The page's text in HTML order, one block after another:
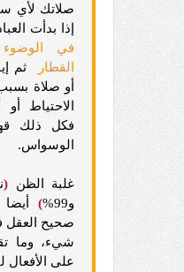
صلاتك لأي
إذا بدأت
في الوضوء
القطار
ثم
أو صلاة
الاحتياط
فكل ذلك
الوسواس.
غلبة الظن (
و99%
)
صحيح العقل
شيء، وما
على الأفعال